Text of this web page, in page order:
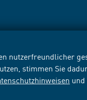
nutzerfreundlicher
stimmen Sie